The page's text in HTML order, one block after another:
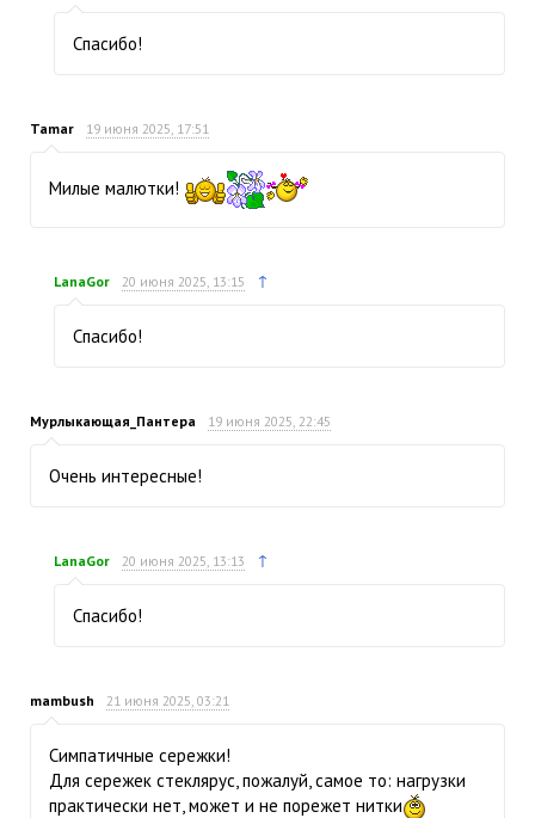
Спасибо!
Tamar 19 июня 2025, 17:51
Милые малютки!
LanaGor 20 июня 2025, 13:15 ↑
Спасибо!
Мурлыкающая_Пантера 19 июня 2025, 22:45
Очень интересные!
LanaGor 20 июня 2025, 13:13 ↑
Спасибо!
mambush 21 июня 2025, 03:21
Симпатичные сережки!
Для сережек стеклярус, пожалуй, самое то: нагрузки
практически нет, может и не порежет нитки